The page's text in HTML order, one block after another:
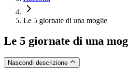
Le 5 giornate di una moglie
Le 5 giornate di una
Nascondi descrizione